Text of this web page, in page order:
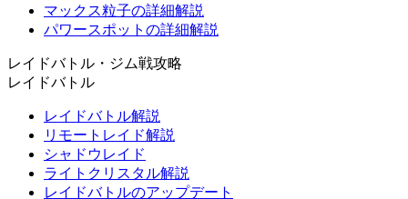
マックス粒子の詳細解説
パワースポットの詳細解説
レイドバトル・ジム戦攻略
レイドバトル
レイドバトル解説
リモートレイド解説
シャドウレイド
ライトクリスタル解説
レイドバトルのアップデート